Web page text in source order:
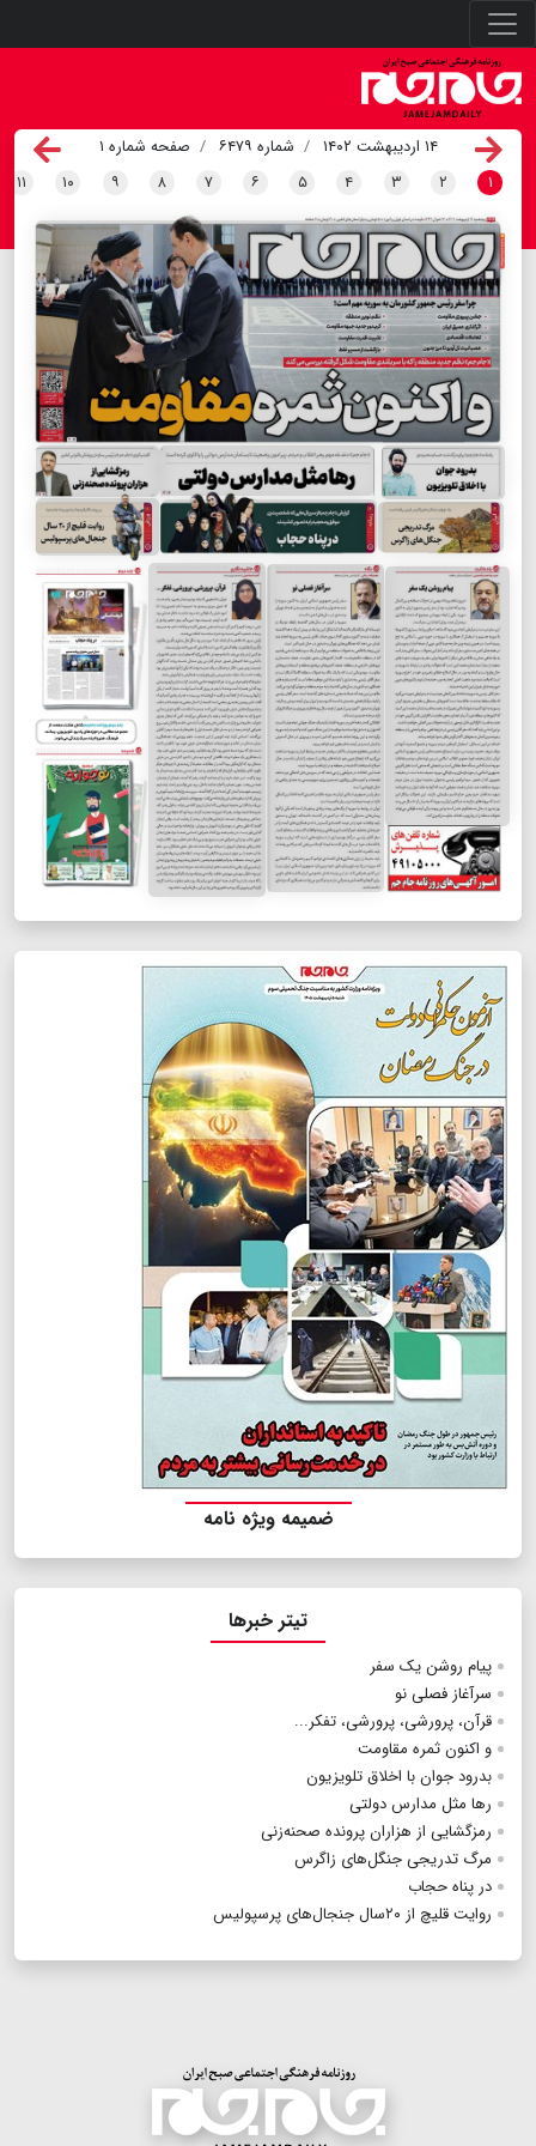
۱۴ اردیبهشت ۱۴۰۲ شماره ۶۴۷۹
صفحه شماره ۱
۱
۲ ۳ ۴ ۵ ۶ ۷ ۸ ۹ ۱۰ ۱۱
ضمیمه ویژه نامه
تیتر خبرها
پیام روشن یک سفر
سرآغاز فصلی نو
قرآن، پرورشی، پرورشی، تفکر...
و اکنون ثمره مقاومت
بدرود جوان با‌ اخلاق تلویزیون
رها مثل مدارس دولتی
رمزگشایی از هزاران پرونده صحنه‌زنی
مرگ تدریجی جنگل‌های زاگرس
در پناه حجاب
روایت قلیچ از ۲۰سال جنجال‌های پرسپولیس